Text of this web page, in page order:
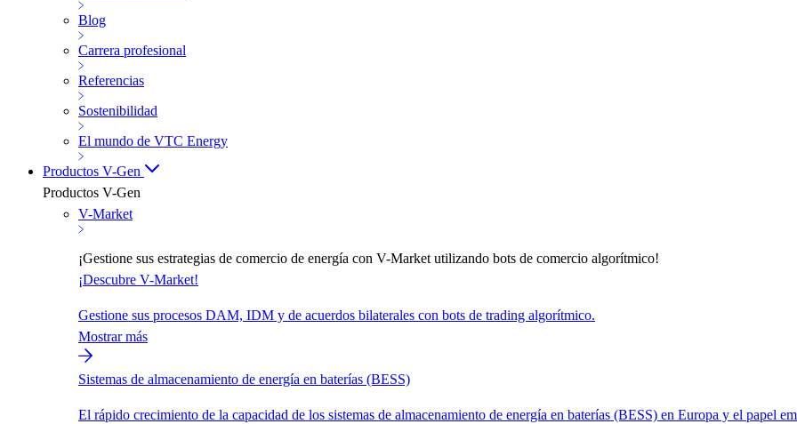
Blog
Carrera profesional
Referencias
Sostenibilidad
El mundo de VTC Energy
Productos V-Gen
Productos V-Gen
V-Market
¡Gestione sus estrategias de comercio de energía con V-Market utilizando bots de comercio algorítmico!
¡Descubre V-Market!
Gestione sus procesos DAM, IDM y de acuerdos bilaterales con bots de trading algorítmico.
Mostrar más
Sistemas de almacenamiento de energía en baterías (BESS)
El rápido crecimiento de la capacidad de los sistemas de almacenamiento de energía en baterías (BESS) en Europa y el papel